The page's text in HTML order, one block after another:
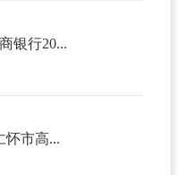
银行20...
怀市高...